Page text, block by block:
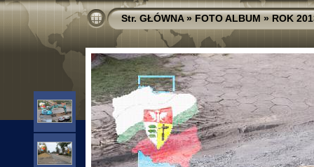
Str. GŁÓWNA»FOTO ALBUM»ROK